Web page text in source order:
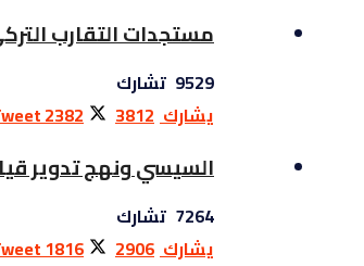
مستجدات التقارب
9529 تشارك
يشارك 3812
2382
السيسي ونهج تدوير
7264 تشارك
يشارك 2906
1816